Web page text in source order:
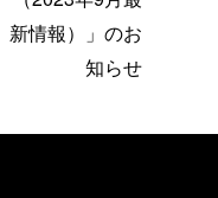
新情報）」のお
知らせ